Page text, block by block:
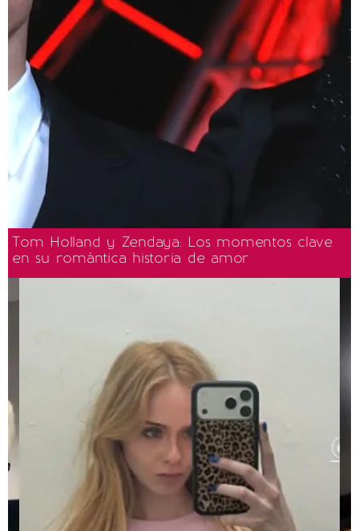
Tom Holland y Zendaya: Los momentos clave
en su romántica historia de amor